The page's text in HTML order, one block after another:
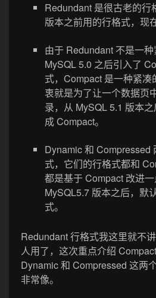
Redundant 是很古老的行
版本之前用的行格式，现
由于 Redundant 不是一
MySQL 5.0 之后引入了
式，Compact 是一种紧
衷就是为了让一个数据页
录，从 MySQL 5.1 版本
成 Compact。
Dynamic 和 Compressed
式，它们的行格式都和
都是基于 Compact 改进
MySQL5.7 版本之后，默
式。
Redundant 行格式我这里就不
人用了，这次重点介绍
Dynamic 和 Compressed 这两
非常像。